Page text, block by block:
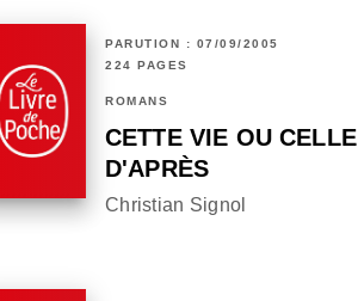
PARUTION : 07/09/2005
224 PAGES
ROMANS
CETTE VIE OU CELLE
D'APRÈS
Christian Signol